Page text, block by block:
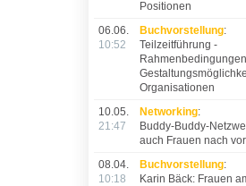
Positionen
Buchvorstellung:
Teilzeitführung -
Organisationen
06.06.
10:52
Networking:
Buddy-Buddy-
auch Frauen nach
10.05.
21:47
Buchvorstellung:
Karin Bäck: Frauen
08.04.
10:18